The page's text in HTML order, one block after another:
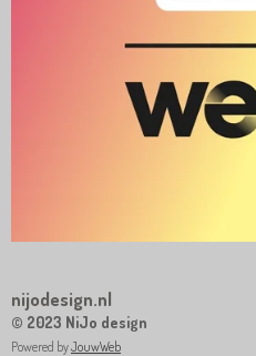
nijodesign.nl
© 2023 NiJo design
Powered byJouwWeb